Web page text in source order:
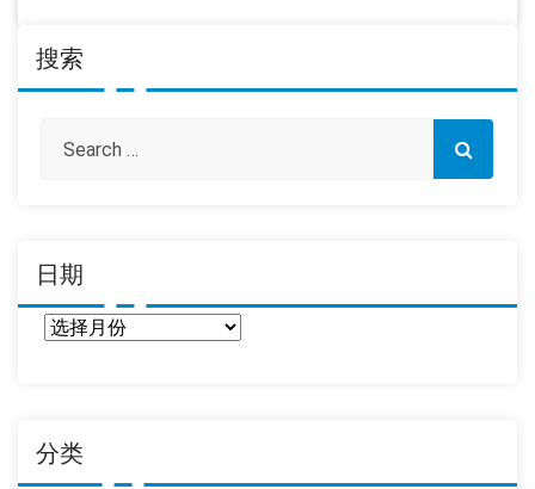
搜索
日期
分类